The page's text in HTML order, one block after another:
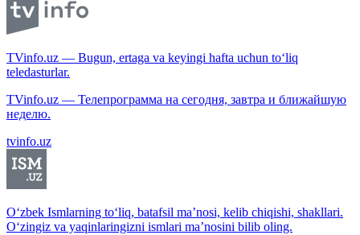
TVinfo.uz — Bugun, ertaga va keyingi hafta uchun to‘liq
teledasturlar.
TVinfo.uz — Телепрограмма на сегодня, завтра и ближайшую
неделю.
tvinfo.uz
O‘zbek Ismlarning to‘liq, batafsil ma’nosi, kelib chiqishi, shakllari.
O‘zingiz va yaqinlaringizni ismlari ma’nosini bilib oling.